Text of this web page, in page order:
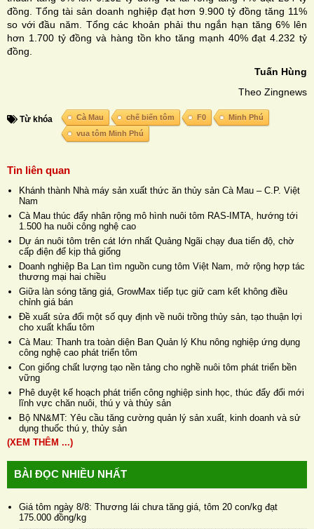
đồng . Tổng tài sản doanh nghiệp đạt hơn9.900 tỷ đồng tăng 11%
so với đầu năm. Tổng các khoản phải thu ngắn hạn tăng 6% lên
hơn 1.700 tỷ đồng và hàng tồn kho tăng mạnh 40% đạt4.232 tỷ
đồng
Tuấn Hùng
Theo Zingnews
Từ khóa Cà Mau chế biến tôm F0
Minh Phú
vua tôm Minh Phú
Tin liên quan
Khánh thành Nhà máy sản xuất thức ăn thủy sản Cà Mau – C.P. Việt
Nam
Cà Mau thúc đẩy nhân rộng mô hình nuôi tôm RAS-IMTA, hướng tới
1.500 ha nuôi công nghệ cao
Dự án nuôi tôm trên cát lớn nhất Quảng Ngãi chạy đua tiến độ, chờ
cấp điện để kịp thả giống
Doanh nghiệp Ba Lan tìm nguồn cung tôm Việt Nam, mở rộng hợp tác
thương mại hai chiều
Giữa làn sóng tăng giá, GrowMax tiếp tục giữ cam kết không điều
chỉnh giá bán
Đề xuất sửa đổi một số quy định về nuôi trồng thủy sản, tạo thuận lợi
cho xuất khẩu tôm
Cà Mau: Thanh tra toàn diện Ban Quản lý Khu nông nghiệp ứng dụng
công nghệ cao phát triển tôm
Con giống chất lượng tạo nền tảng cho nghề nuôi tôm phát triển bền
vững
Phê duyệt kế hoạch phát triển công nghiệp sinh học, thúc đẩy đổi mới
lĩnh vực chăn nuôi, thú y và thủy sản
Bộ NN&MT: Yêu cầu tăng cường quản lý sản xuất, kinh doanh và sử
dụng thuốc thú y, thủy sản
(XEM THÊM ...)
BÀI ĐỌC NHIỀU NHẤT
Giá tôm ngày 8/8: Thương lái chưa tăng giá, tôm 20 con/kg đạt
175.000 đồng/kg